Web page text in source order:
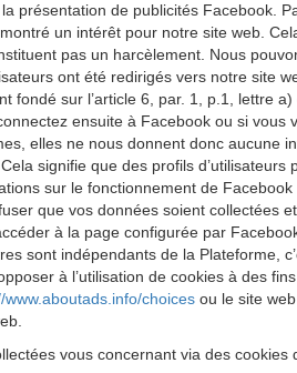
présentation de publicités Facebook.
un intérêt pour notre site web.
pas un harcèlement. Nous
ont été redirigés vers notre site
fondé sur l’article 6, par. 1, p.1, lettre
ensuite à Facebook ou si
elles ne nous donnent donc aucune
signifie que des profils
sur le fonctionnement de
que vos données soient
à la page configurée par
sont indépendants de la Plateforme,
à l’utilisation de cookies à des
www.aboutads.info/choices ou le site
vous concernant via des